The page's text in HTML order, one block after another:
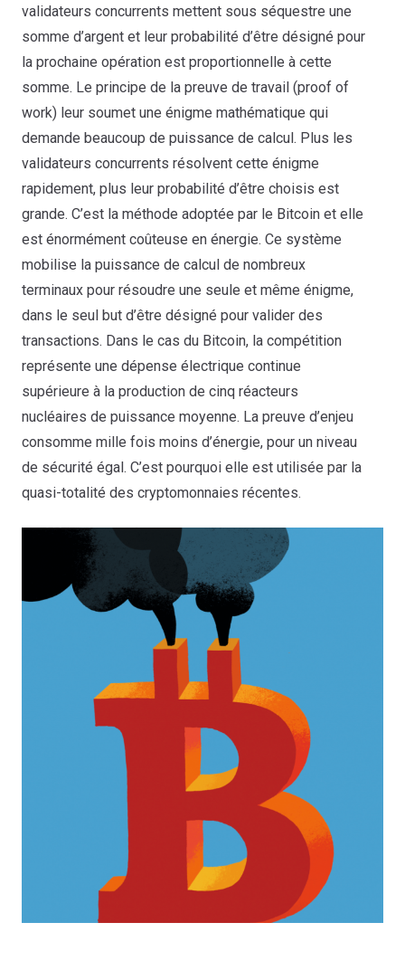
validateurs concurrents mettent sous séquestre une
somme d’argent et leur probabilité d’être désigné pour
la prochaine opération est proportionnelle à cette
somme. Le principe de la preuve de travail (proof of
work) leur soumet une énigme mathématique qui
demande beaucoup de puissance de calcul. Plus les
validateurs concurrents résolvent cette énigme
rapidement, plus leur probabilité d’être choisis est
grande. C’est la méthode adoptée par le Bitcoin et elle
est énormément coûteuse en énergie. Ce système
mobilise la puissance de calcul de nombreux
terminaux pour résoudre une seule et même énigme,
dans le seul but d’être désigné pour valider des
transactions. Dans le cas du Bitcoin, la compétition
représente une dépense électrique continue
supérieure à la production de cinq réacteurs
nucléaires de puissance moyenne. La preuve d’enjeu
consomme mille fois moins d’énergie, pour un niveau
de sécurité égal. C’est pourquoi elle est utilisée par la
quasi-totalité des cryptomonnaies récentes.